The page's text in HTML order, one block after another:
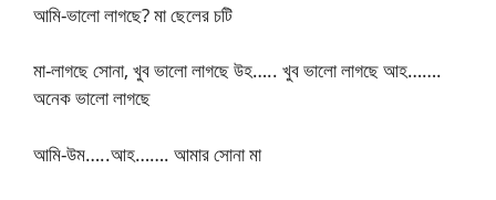
আমি-ভালো লাগছে? মা ছেলের চটি
মা-লাগছে সোনা, খুব ভালো লাগছে উহ….. খুব ভালো লাগছে আহ…….
অনেক ভালো লাগছে
আমি-উম…..আহ……. আমার সোনা মা